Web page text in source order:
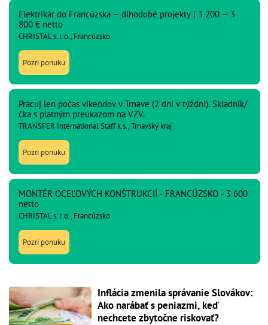
Elektrikár do Francúzska – dlhodobé projekty | 3 200 – 3
800 € netto
CHRISTAL s. r. o., Francúzsko
Pozri ponuku
Pracuj len počas víkendov v Trnave (2 dni v týždni). Skladník/
čka s platným preukazom na VZV.
TRANSFER International Staff k.s., Trnavský kraj
Pozri ponuku
MONTÉR OCEĽOVÝCH KONŠTRUKCIÍ - FRANCÚZSKO - 3 600
netto
CHRISTAL s. r. o., Francúzsko
Pozri ponuku
Inflácia zmenila správanie Slovákov:
Ako narábať s peniazmi, keď
nechcete zbytočne riskovať?